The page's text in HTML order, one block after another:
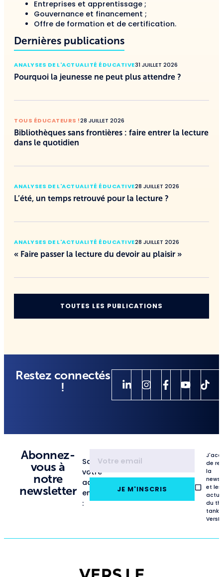
Entreprises et apprentissage ;
Gouvernance et financement ;
Offre de formation et de certification.
Dernières publications
ANALYSES DE L'ACTUALITÉ ÉDUCATIVE31 JUILLET 2026
Pourquoi la jeunesse ne peut plus attendre ?
TOUS ÉDUCATEURS !28 JUILLET 2026
Bibliothèques sans frontières : faire entrer la lecture
dans le quotidien
ANALYSES DE L'ACTUALITÉ ÉDUCATIVE28 JUILLET 2026
L’été, un temps retrouvé pour la lecture ?
ANALYSES DE L'ACTUALITÉ ÉDUCATIVE28 JUILLET 2026
« Faire passer la lecture du devoir au plaisir »
TOUTES LES PUBLICATIONS
Restez connectés
!
Abonnez-
vous à
notre
newsletter
Saisissez
votre
adresse
email
:
JE M'INSCRIS
de
la
et les
du
tank